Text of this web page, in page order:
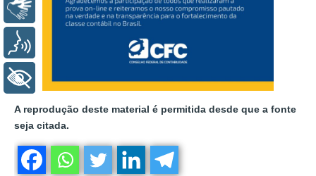
A reprodução deste material é permitida desde que a fonte
seja citada.
Libras